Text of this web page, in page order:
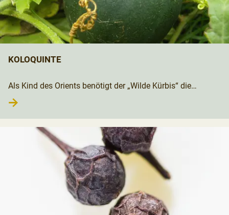
KOLOQUINTE
Als Kind des Orients benötigt der „Wilde Kürbis“ die
kraftvolle Sonne der Wüste, um voll auszureifen. Seine
→